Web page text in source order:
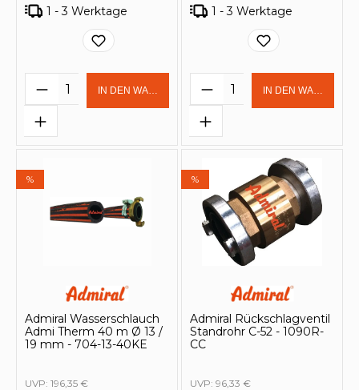
1 - 3 Werktage
Produkt Anzahl: Gib den
IN DEN WARENKORB
1 - 3 Werktage
Produkt Anzahl:
IN DEN
%
Admiral Wasserschlauch
Admi Therm 40 m Ø 13 /
19 mm - 704-13-40KE
UVP: 196,35 €
%
Admiral Rückschlagventil
Standrohr C-52 - 1090R-
CC
UVP: 96,33 €